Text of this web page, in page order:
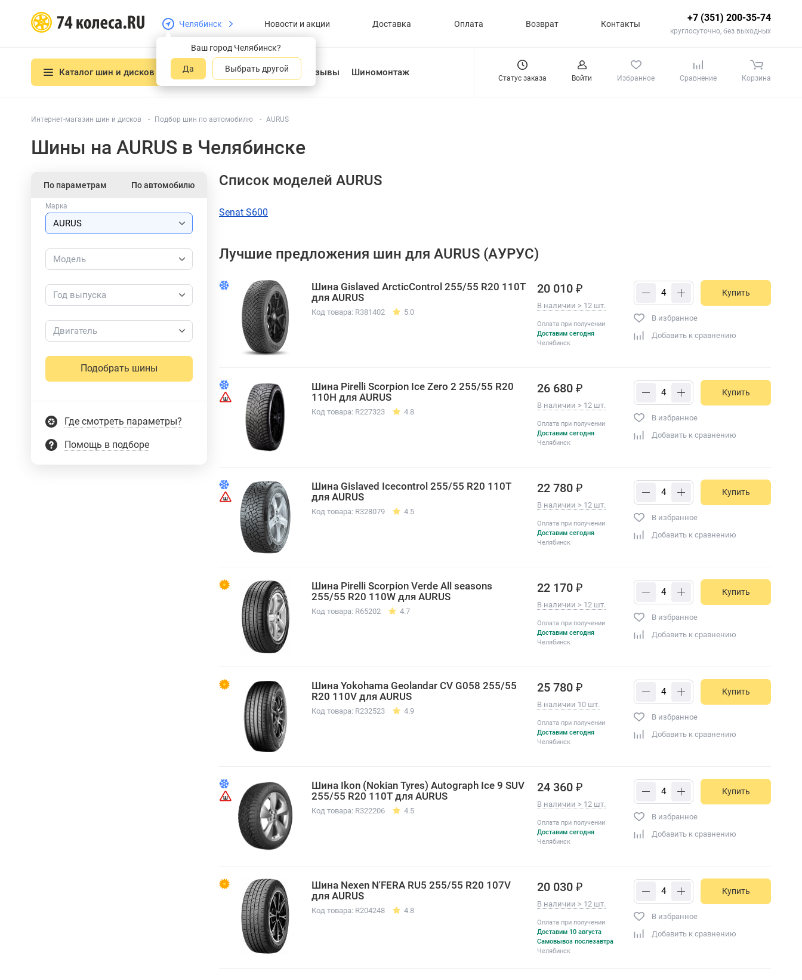
Челябинск
Ваш город Челябинск?
Да Выбрать другой
Новости и акции Доставка Оплата Возврат Контакты
+7 (351) 200-35-74
круглосуточно, без выходных
Каталог шин и дисков О нас Отзывы Шиномонтаж
Статус заказа Войти Избранное Сравнение Корзина
Интернет-магазин шин и дисков Подбор шин по автомобилю AURUS
Шины на AURUS в Челябинске
По параметрам По автомобилю
Марка
Модель
Год выпуска
Двигатель
Подобрать шины
Где смотреть параметры?
Помощь в подборе
Список моделей AURUS
Senat S600
Лучшие предложения шин для AURUS (АУРУС)
Шина Gislaved ArcticControl 255/55 R20 110T
для AURUS
Код товара: R381402 5.0
20 010 ₽
В наличии > 12 шт.
Оплата при получении
Доставим сегодня
Челябинск
Купить
В избранное
Добавить к сравнению
Шина Pirelli Scorpion Ice Zero 2 255/55 R20
110H для AURUS
Код товара: R227323 4.8
26 680 ₽
В наличии > 12 шт.
Оплата при получении
Доставим сегодня
Челябинск
Купить
В избранное
Добавить к сравнению
Шина Gislaved Icecontrol 255/55 R20 110T
для AURUS
Код товара: R328079 4.5
22 780 ₽
В наличии > 12 шт.
Оплата при получении
Доставим сегодня
Челябинск
Купить
В избранное
Добавить к сравнению
Шина Pirelli Scorpion Verde All seasons
255/55 R20 110W для AURUS
Код товара: R65202 4.7
22 170 ₽
В наличии > 12 шт.
Оплата при получении
Доставим сегодня
Челябинск
Купить
В избранное
Добавить к сравнению
Шина Yokohama Geolandar CV G058 255/55
R20 110V для AURUS
Код товара: R232523 4.9
25 780 ₽
В наличии 10 шт.
Оплата при получении
Доставим сегодня
Челябинск
Купить
В избранное
Добавить к сравнению
Шина Ikon (Nokian Tyres) Autograph Ice 9 SUV
255/55 R20 110T для AURUS
Код товара: R322206 4.5
24 360 ₽
В наличии > 12 шт.
Оплата при получении
Доставим сегодня
Челябинск
Купить
В избранное
Добавить к сравнению
Шина Nexen N'FERA RU5 255/55 R20 107V
для AURUS
Код товара: R204248 4.8
20 030 ₽
В наличии > 12 шт.
Оплата при получении
Доставим 10 августа
Самовывоз послезавтра
Челябинск
Купить
В избранное
Добавить к сравнению